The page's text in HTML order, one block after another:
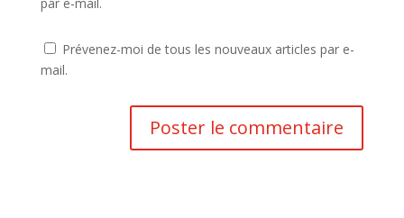
Prévenez-moi de tous les nouveaux articles par e-
mail.